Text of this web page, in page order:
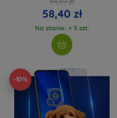
58,40 zł
Na stanie: > 5 szt.
-10%